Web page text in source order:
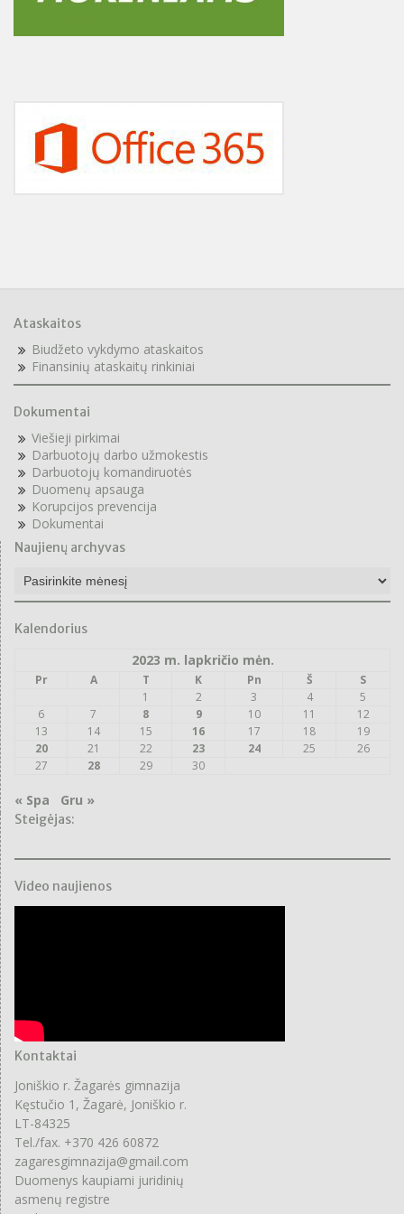
Ataskaitos
Biudžeto vykdymo ataskaitos
Finansinių ataskaitų rinkiniai
Dokumentai
Viešieji pirkimai
Darbuotojų darbo užmokestis
Darbuotojų komandiruotės
Duomenų apsauga
Korupcijos prevencija
Dokumentai
Naujienų archyvas
archyvas
Kalendorius
2023 m. lapkričio mėn.
Pr A T K Pn Š
S
1
2 3 4
5
6
7 8 9 10 11
12
13
14 15 16 17 18
19
20
21 22 23 24 25
26
27
28 29 30
« Spa Gru »
Steigėjas:
Video naujienos
Kontaktai
Joniškio r. Žagarės gimnazija
Kęstučio 1, Žagarė, Joniškio r.
LT-84325
Tel./fax. +370 426 60872
zagaresgimnazija@gmail.com
Duomenys kaupiami juridinių
asmenų registre